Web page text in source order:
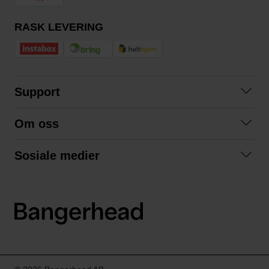
RASK LEVERING
Support
Kjøpsvilkår
Om oss
Sosiale medier
LinkedIn